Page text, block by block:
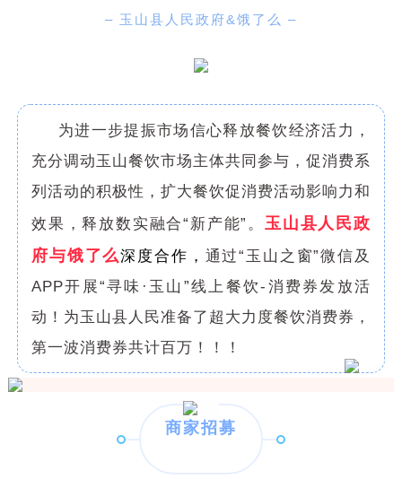
– 玉山县人民政府&饿了么 –
为进一步提振市场信心释放餐饮经济活力，
充分调动玉山餐饮市场主体共同参与，促消费系
列活动的积极性，扩大餐饮促消费活动影响力和
效果，释放数实融合“新产能”。玉山县人民政
府与饿了么深度合作， 通过“玉山之窗”微信及
APP开展“寻味·玉山”线上餐饮-消费券发放活
动！为玉山县人民准备了超大力度餐饮消费券，
第一波消费券共计百万！！！
商家招募